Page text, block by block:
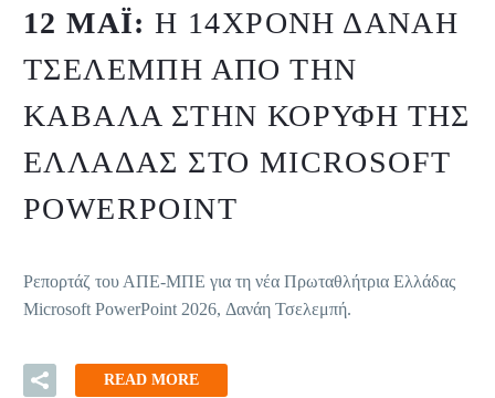
12 ΜΆΙ:Η 14ΧΡΟΝΗ ΔΑΝΆΗ
ΤΣΕΛΕΜΠΉ ΑΠΌ ΤΗΝ
ΚΑΒΆΛΑ ΣΤΗΝ ΚΟΡΥΦΉ ΤΗΣ
ΕΛΛΆΔΑΣ ΣΤΟ MICROSOFT
POWERPOINT
Ρεπορτάζ του ΑΠΕ-ΜΠΕ για τη νέα Πρωταθλήτρια Ελλάδας
Microsoft PowerPoint 2026, Δανάη Τσελεμπή.
READ MORE